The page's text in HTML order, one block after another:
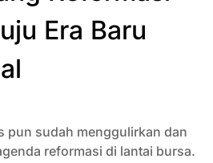
Era Baru
pun sudah menggulirkan dan
reformasi di lantai bursa.